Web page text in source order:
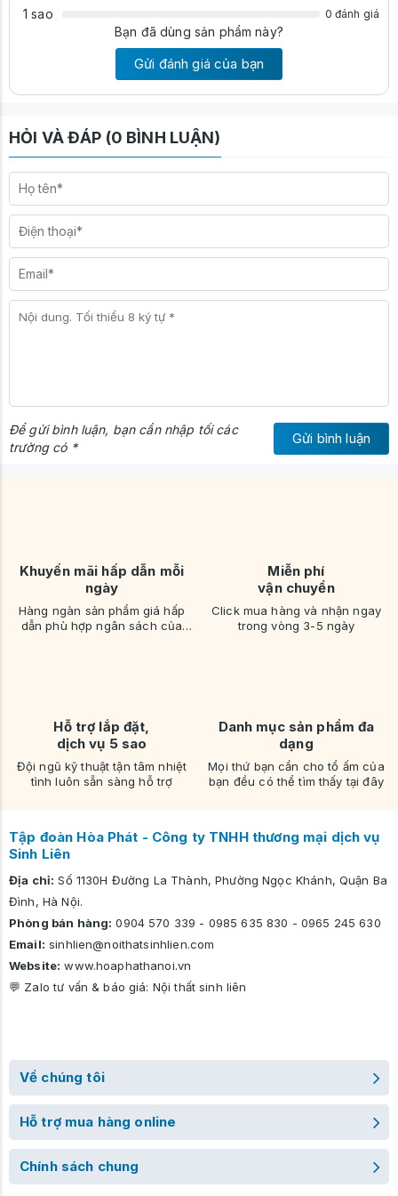
🔹Chất liệu:Gỗ công nghiệp MDF phủ melamine dày 17mm –
🔹Thiết kế:
Gọn gàng, hiện đại, dễ kết hợp với nhiều phong
cách nội thất
sử dụng thực tế
⚠️Lưu ý:Màu sắc sản phẩm có thể hiển thị khác nhau giữa thực
1 sao 0 đánh giá
Bạn đã dùng sản phẩm này?
Gửi đánh giá của bạn
HỎI VÀ ĐÁP (0 BÌNH LUẬN)
Để gửi bình luận, bạn cần nhập tối các
trường có *
Gửi bình luận
Khuyến mãi hấp dẫn mỗi
ngày
Hàng ngàn sản phẩm giá hấp
dẫn phù hợp ngân sách của
Miễn phí
vận chuyển
Click mua hàng và nhận ngay
trong vòng 3-5 ngày
Hỗ trợ lắp đặt,
dịch vụ 5 sao
Đội ngũ kỹ thuật tận tâm nhiệt
tình luôn sẵn sàng hỗ trợ
Danh mục sản phẩm đa
dạng
Mọi thứ bạn cần cho tổ ấm của
bạn đều có thể tìm thấy tại đây
Tập đoàn Hòa Phát - Công ty TNHH thương mại dịch vụ
Sinh Liên
Địa chỉ: Số 1130H Đường La Thành, Phường Ngọc Khánh, Quận Ba
Đình, Hà Nội.
Phòng bán hàng: 0904 570 339 - 0985 635 830 - 0965 245 630
Email: sinhlien@noithatsinhlien.com
Website: www.hoaphathanoi.vn
💬 Zalo tư vấn & báo giá: Nội thất sinh liên
Về chúng tôi
Hỗ trợ mua hàng online
Chính sách chung